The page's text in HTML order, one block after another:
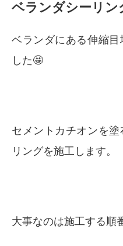
ベランダシーリン
ベランダにある伸縮
した🤩
セメントカチオンを
リングを施工します。
大事なのは施工する順